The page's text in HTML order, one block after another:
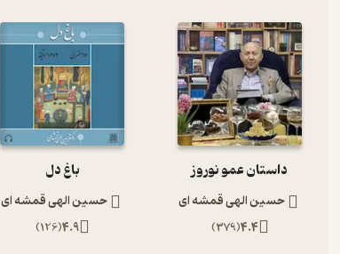
داستان عمو نوروز
حسین الهی قمشه ای
4.4
(
379
)
باغ دل
حسین الهی قمشه ای
4.9
(
126
)